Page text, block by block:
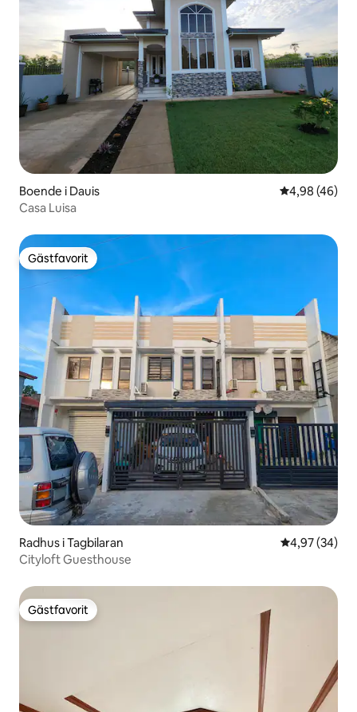
Boende i Dauis 4,98 av 5 i
4,98 (46)
Casa Luisa
Gästfavorit
Gästfavorit
Radhus i Tagbilaran 4,97 av 5 i
4,97 (34)
Cityloft Guesthouse
Gästfavorit
Gästfavorit